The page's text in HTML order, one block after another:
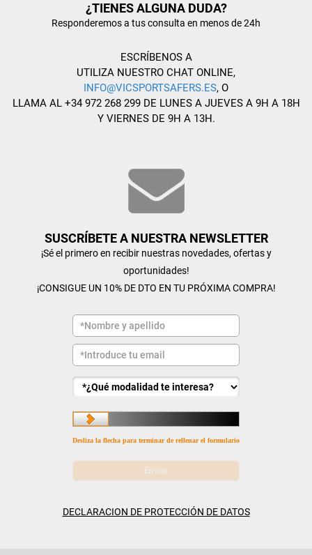
¿TIENES ALGUNA DUDA?
Responderemos a tus consulta en menos de 24h
ESCRÍBENOS A
UTILIZA NUESTRO CHAT ONLINE,
INFO@VICSPORTSAFERS.ES, O
LLAMA AL +34 972 268 299 DE LUNES A JUEVES A 9H A 18H
Y VIERNES DE 9H A 13H.
SUSCRÍBETE A NUESTRA NEWSLETTER
¡Sé el primero en recibir nuestras novedades, ofertas y
oportunidades!
¡CONSIGUE UN 10% DE DTO EN TU PRÓXIMA COMPRA!
Desliza la flecha para terminar de rellenar el formulario
DECLARACION DE PROTECCIÓN DE DATOS